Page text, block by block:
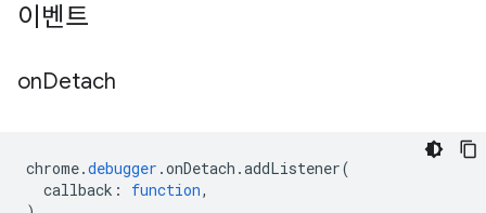
이벤트
onDetach
chrome.debugger .onDetach .addListener(
callback : function,